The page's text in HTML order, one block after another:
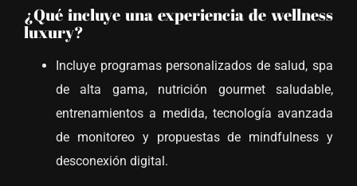
¿Qué incluye una experiencia de wellness
luxury?
Incluye programas personalizados de salud, spa
de alta gama, nutrición gourmet saludable,
entrenamientos a medida, tecnología avanzada
de monitoreo y propuestas de mindfulness y
desconexión digital.